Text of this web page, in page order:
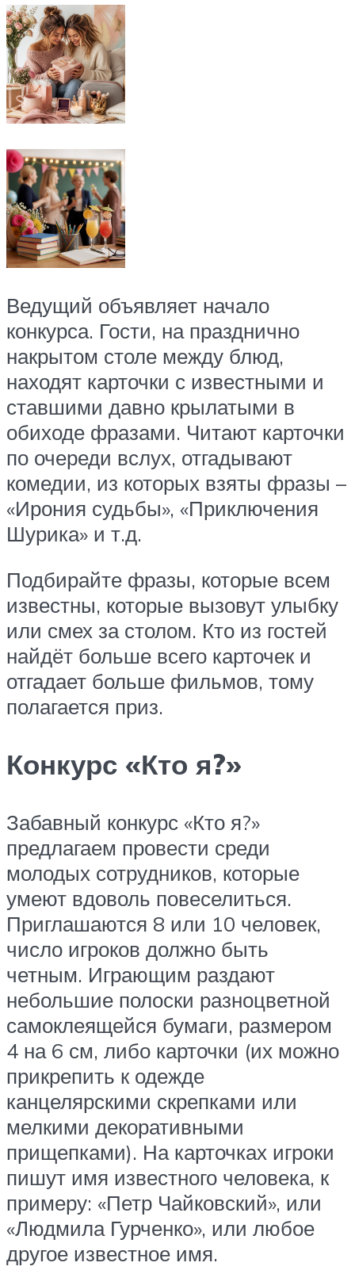
Ведущий объявляет начало
конкурса. Гости, на празднично
накрытом столе между блюд,
находят карточки с известными и
ставшими давно крылатыми в
обиходе фразами. Читают карточки
по очереди вслух, отгадывают
комедии, из которых взяты фразы –
«Ирония судьбы», «Приключения
Шурика» и т.д.
Подбирайте фразы, которые всем
известны, которые вызовут улыбку
или смех за столом. Кто из гостей
найдёт больше всего карточек и
отгадает больше фильмов, тому
полагается приз.
Конкурс «Кто я?»
Забавный конкурс «Кто я?»
предлагаем провести среди
молодых сотрудников, которые
умеют вдоволь повеселиться.
Приглашаются 8 или 10 человек,
число игроков должно быть
четным. Играющим раздают
небольшие полоски разноцветной
самоклеящейся бумаги, размером
4 на 6 см, либо карточки (их можно
прикрепить к одежде
канцелярскими скрепками или
мелкими декоративными
прищепками). На карточках игроки
пишут имя известного человека, к
примеру: «Петр Чайковский», или
«Людмила Гурченко», или любое
другое известное имя.